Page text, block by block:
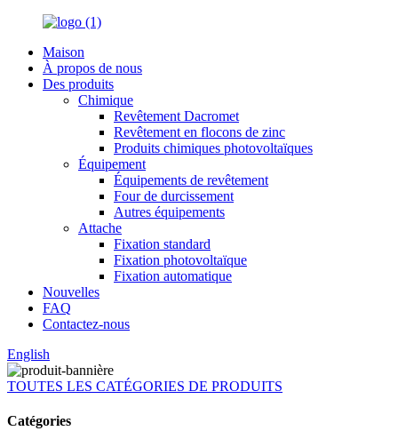
Maison
À propos de nous
Des produits
Chimique
Revêtement Dacromet
Revêtement en flocons de zinc
Produits chimiques photovoltaïques
Équipement
Équipements de revêtement
Four de durcissement
Autres équipements
Attache
Fixation standard
Fixation photovoltaïque
Fixation automatique
Nouvelles
FAQ
Contactez-nous
English
TOUTES LES CATÉGORIES DE PRODUITS
Catégories